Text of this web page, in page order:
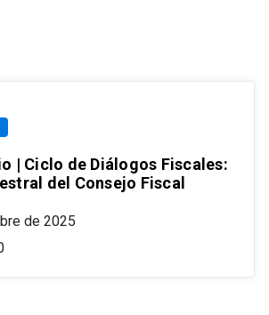
| Ciclo de Diálogos Fiscales:
del Consejo Fiscal
de 2025